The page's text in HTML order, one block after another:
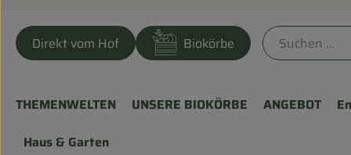
Direkt vom Hof Biokörbe
THEMENWELTEN UNSERE BIOKÖRBE ANGEBOT
Haus & Garten